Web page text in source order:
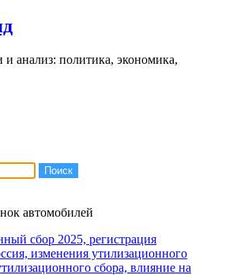
и анализ: политика, экономика,
автомобилей